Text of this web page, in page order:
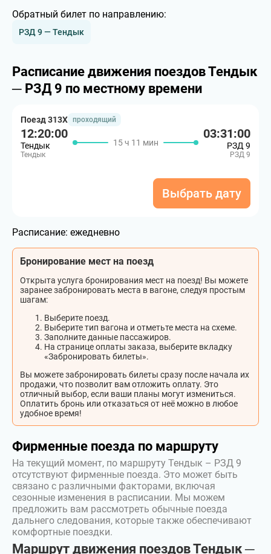
Обратный билет по направлению:
РЗД 9 — Тендык
Расписание движения поездов Тендык
─ РЗД 9 по местному времени
Поезд 313Х проходящий
12:20:00
Тендык
Тендык
15 ч 11 мин
03:31:00
РЗД 9
РЗД 9
Выбрать дату
Расписание: ежедневно
Бронирование мест на поезд
Открыта услуга бронирования мест на поезд! Вы можете
заранее забронировать места в вагоне, следуя простым
шагам:
Выберите поезд.
Выберите тип вагона и отметьте места на схеме.
Заполните данные пассажиров.
На странице оплаты заказа, выберите вкладку
«Забронировать билеты».
Вы можете забронировать билеты сразу после начала их
продажи, что позволит вам отложить оплату. Это
отличный выбор, если ваши планы могут измениться.
Оплатить бронь или отказаться от неё можно в любое
удобное время!
Фирменные поезда по маршруту
На текущий момент, по маршруту Тендык – РЗД 9
отсутствуют фирменные поезда. Это может быть
связано с различными факторами, включая
сезонные изменения в расписании. Мы можем
предложить вам рассмотреть обычные поезда
дальнего следования, которые также обеспечивают
комфортные поездки.
Маршрут движения поездов Тендык ─